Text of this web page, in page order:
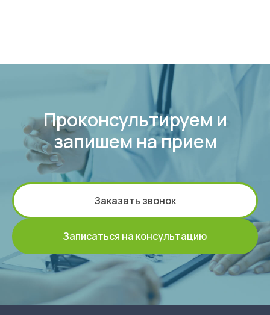
Проконсультируем и
запишем на прием
Заказать звонок
Записаться на консультацию